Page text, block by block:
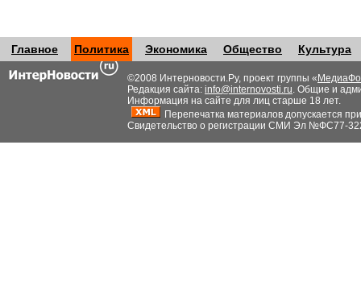
Главное Политика Экономика Общество Культура
©2008 Интерновости.Ру, проект группы «
Редакция сайта: info@internovosti.ru. Общие и
Информация на сайте для лиц старше 18 лет.
Перепечатка материалов допускается
Свидетельство о регистрации СМИ Эл №ФС77-